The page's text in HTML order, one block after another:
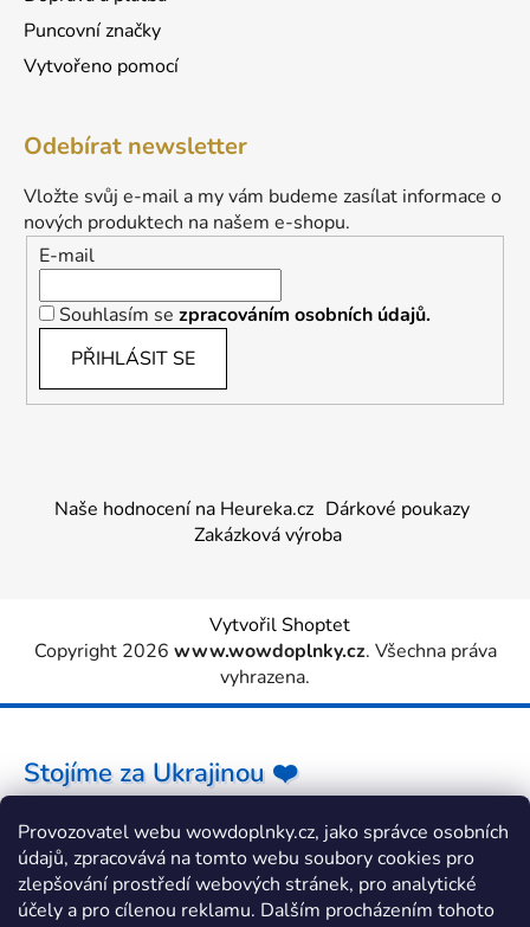
Provozovatel webu wowdoplnky.cz, jako správce osobních
údajů, zpracovává na tomto webu soubory cookies pro
zlepšování prostředí webových stránek, pro analytické
účely a pro cílenou reklamu. Dalším procházením tohoto
Puncovní značky
Vytvořeno pomocí
Odebírat newsletter
Vložte svůj e-mail a my vám budeme zasílat informace o
nových produktech na našem e-shopu.
E-mail
Souhlasím se zpracováním osobních údajů.
PŘIHLÁSIT SE
Naše hodnocení na Heureka.cz Dárkové poukazy
Zakázková výroba
Vytvořil Shoptet
Copyright 2026 www.wowdoplnky.cz. Všechna práva
vyhrazena.
Stojíme za Ukrajinou ❤️
Jak a čím pomoci »